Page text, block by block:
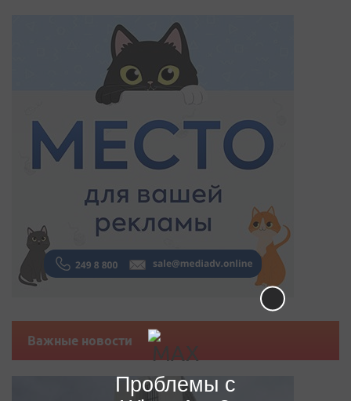
Важные новости
Проблемы с